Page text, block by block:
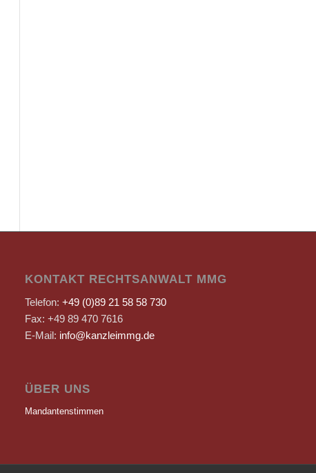
KONTAKT RECHTSANWALT MMG
Telefon:+49 (0)89 21 58 58 730
Fax: +49 89 470 7616
E-Mail: info@kanzleimmg.de
ÜBER UNS
Mandantenstimmen